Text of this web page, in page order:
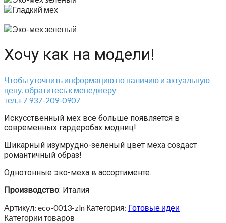
Хочу как на модели!
Чтобы уточнить информацию по наличию и актуальную
цену, обратитесь к менеджеру
тел.+7 937-209-0907
Искусственный мех все больше появляется в
современных гардеробах модниц!
Шикарный изумрудно-зеленый цвет меха создаст
романтичный образ!
Однотонные эко-меха в ассортименте.
Производство: Италия
Артикул: eco-0013-zln Категория: Готовые идеи
Категории товаров